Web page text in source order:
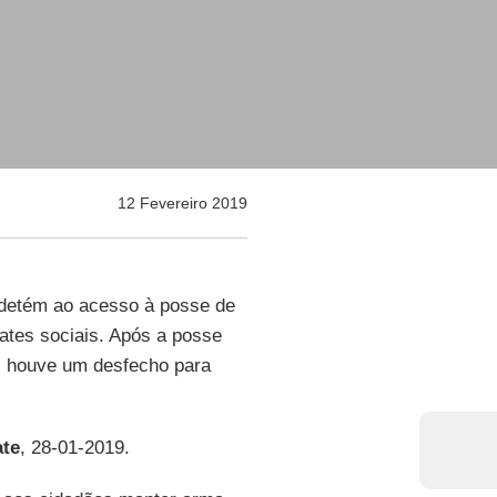
12 Fevereiro 2019
ao acesso à posse de
sociais. Após a posse
um desfecho para
, 28-01-2019.